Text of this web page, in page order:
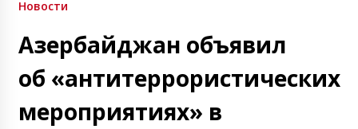
Новости
Азербайджан объявил
об «антитеррористических
мероприятиях» в